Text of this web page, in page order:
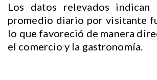
Los datos relevados
promedio diario por visitante
lo que favoreció de manera
el comercio y la gastronomía.